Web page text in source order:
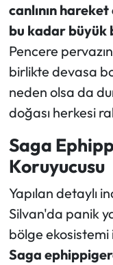
canlının
bu kadar büyük
Pencere
birlikte devasa
neden olsa da
doğası herkesi
Saga
Koruyucusu
Yapılan detaylı
Silvan'da panik
bölge
Saga
Teknoloji